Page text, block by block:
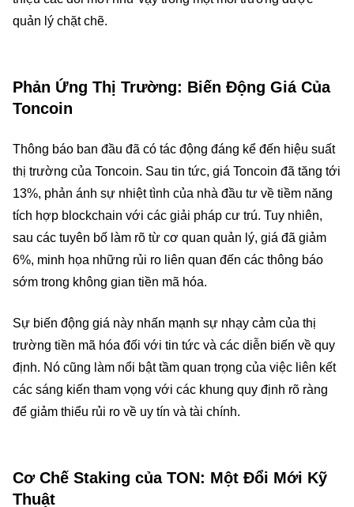
quản lý chặt chẽ.
Phản Ứng Thị Trường: Biến Động Giá Của
Toncoin
Thông báo ban đầu đã có tác động đáng kể đến hiệu suất
thị trường của Toncoin. Sau tin tức, giá Toncoin đã tăng tới
13%, phản ánh sự nhiệt tình của nhà đầu tư về tiềm năng
tích hợp blockchain với các giải pháp cư trú. Tuy nhiên,
sau các tuyên bố làm rõ từ cơ quan quản lý, giá đã giảm
6%, minh họa những rủi ro liên quan đến các thông báo
sớm trong không gian tiền mã hóa.
Sự biến động giá này nhấn mạnh sự nhạy cảm của thị
trường tiền mã hóa đối với tin tức và các diễn biến về quy
định. Nó cũng làm nổi bật tầm quan trọng của việc liên kết
các sáng kiến tham vọng với các khung quy định rõ ràng
để giảm thiểu rủi ro về uy tín và tài chính.
Cơ Chế Staking của TON: Một Đổi Mới Kỹ
Thuật